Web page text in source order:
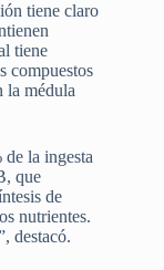
tiene claro
tiene
compuestos
la médula
la ingesta
que
de
nutrientes.
destacó.